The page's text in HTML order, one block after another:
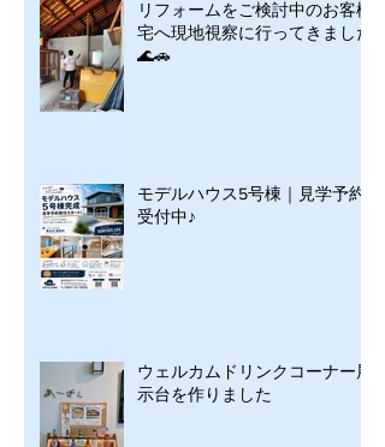
リフォームをご検討中のお客様
宅へ現地視察に行ってきました
🌊🚗
モデルハウス5号棟｜見学予約
受付中♪
ウェルカムドリンクコーナー展
示台を作りました